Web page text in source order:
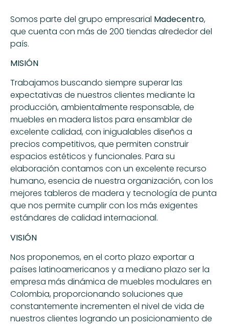
Somos parte del grupo empresarial Madecentro,
que cuenta con más de 200 tiendas alrededor del
país.
MISIÓN
Trabajamos buscando siempre superar las
expectativas de nuestros clientes mediante la
producción, ambientalmente responsable, de
muebles en madera listos para ensamblar de
excelente calidad, con inigualables diseños a
precios competitivos, que permiten construir
espacios estéticos y funcionales. Para su
elaboración contamos con un excelente recurso
humano, esencia de nuestra organización, con los
mejores tableros de madera y tecnología de punta
que nos permite cumplir con los más exigentes
estándares de calidad internacional.
VISIÓN
Nos proponemos, en el corto plazo exportar a
países latinoamericanos y a mediano plazo ser la
empresa más dinámica de muebles modulares en
Colombia, proporcionando soluciones que
constantemente incrementen el nivel de vida de
nuestros clientes logrando un posicionamiento de